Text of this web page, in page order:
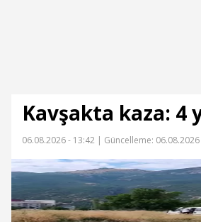
Kavşakta kaza: 4
06.08.2026 - 13:42 | Güncelleme: